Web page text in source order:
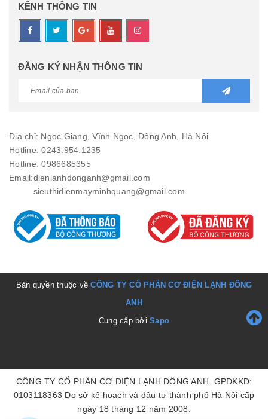
KÊNH THÔNG TIN
ĐĂNG KÝ NHẬN THÔNG TIN
Địa chỉ: Ngọc Giang, Vĩnh Ngọc, Đông Anh, Hà Nội
Hotline: 0243.954.1235
Hotline: 0986685355
Email:dienlanhdonganh@gmail.com
sieuthidienmayminhquang@gmail.com
Bản quyền thuộc vềCÔNG TY CỔ PHẦN CƠ ĐIỆN LẠNH ĐÔNG
ANH
Cung cấp bởiSapo
CÔNG TY CỔ PHẦN CƠ ĐIỆN LẠNH ĐÔNG ANH. GPDKKD:
0103118363 Do sở kế hoạch và đầu tư thành phố Hà Nội cấp
ngày 18 tháng 12 năm 2008.